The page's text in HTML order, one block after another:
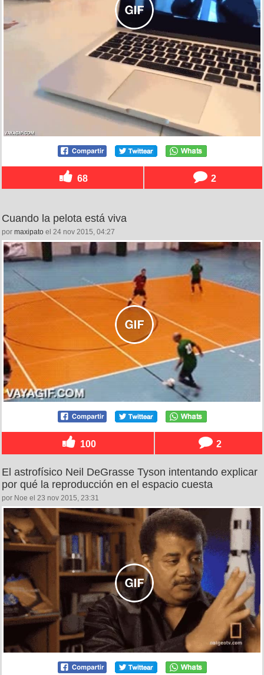
68 2
Cuando la pelota está viva
por maxipato el 24 nov 2015, 04:27
100 2
El astrofísico Neil DeGrasse Tyson intentando explicar
por qué la reproducción en el espacio cuesta
por Noe el 23 nov 2015, 23:31